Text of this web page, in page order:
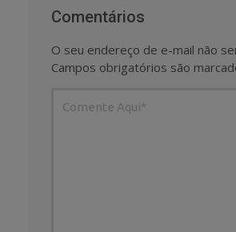
Comentários
O seu endereço de e-mail não
Campos obrigatórios são